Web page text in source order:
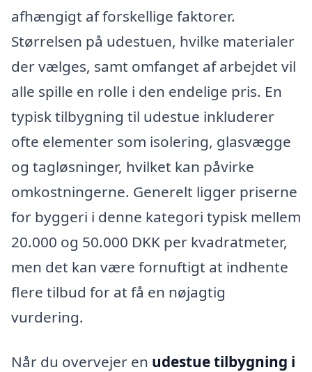
afhængigt af forskellige faktorer.
Størrelsen på udestuen, hvilke materialer
der vælges, samt omfanget af arbejdet vil
alle spille en rolle i den endelige pris. En
typisk tilbygning til udestue inkluderer
ofte elementer som isolering, glasvægge
og tagløsninger, hvilket kan påvirke
omkostningerne. Generelt ligger priserne
for byggeri i denne kategori typisk mellem
20.000 og 50.000 DKK per kvadratmeter,
men det kan være fornuftigt at indhente
flere tilbud for at få en nøjagtig
vurdering.
Når du overvejer en udestue tilbygning i